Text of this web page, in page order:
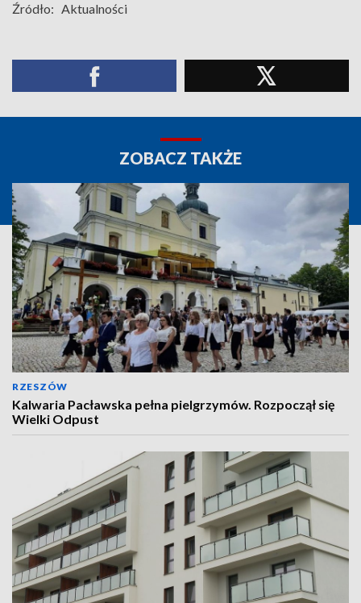
Źródło: Aktualności
ZOBACZ TAKŻE
RZESZÓW
Kalwaria Pacławska pełna pielgrzymów. Rozpoczął się
Wielki Odpust